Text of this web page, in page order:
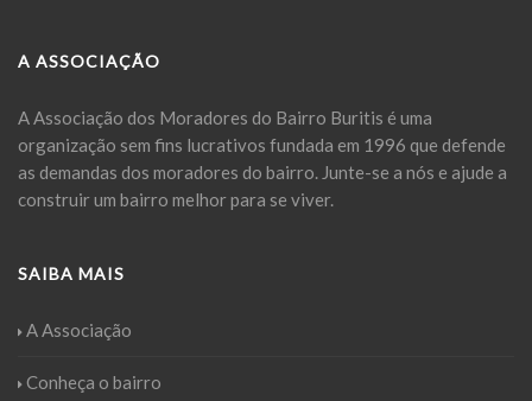
A ASSOCIAÇÃO
A Associação dos Moradores do Bairro Buritis é uma
organização sem fins lucrativos fundada em 1996 que defende
as demandas dos moradores do bairro. Junte-se a nós e ajude a
construir um bairro melhor para se viver.
SAIBA MAIS
A Associação
Conheça o bairro